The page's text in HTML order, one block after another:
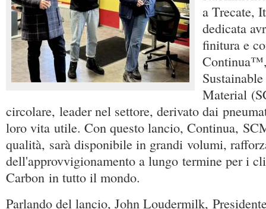
a Trecate,
dedicata
finitura e
Material
circolare, leader nel settore, derivato dai
loro vita utile. Con questo lancio, Continua,
qualità, sarà disponibile in grandi volumi,
dell'approvvigionamento a lungo termine per i
Carbon in tutto il mondo.
Parlando del lancio, John Loudermilk,